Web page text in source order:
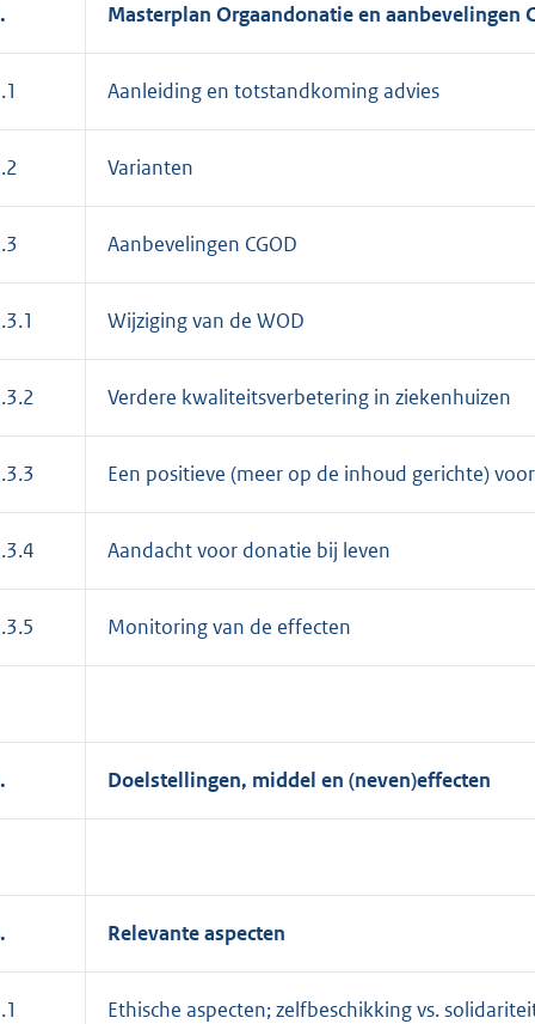
Masterplan Orgaandonatie en aanbevelingen
Aanleiding en totstandkoming advies
Varianten
Aanbevelingen CGOD
Wijziging van de WOD
Verdere kwaliteitsverbetering in ziekenhuizen
Een positieve (meer op de inhoud gerichte)
Aandacht voor donatie bij leven
Monitoring van de effecten
Doelstellingen, middel en (neven)effecten
Relevante aspecten
Ethische aspecten; zelfbeschikking vs.